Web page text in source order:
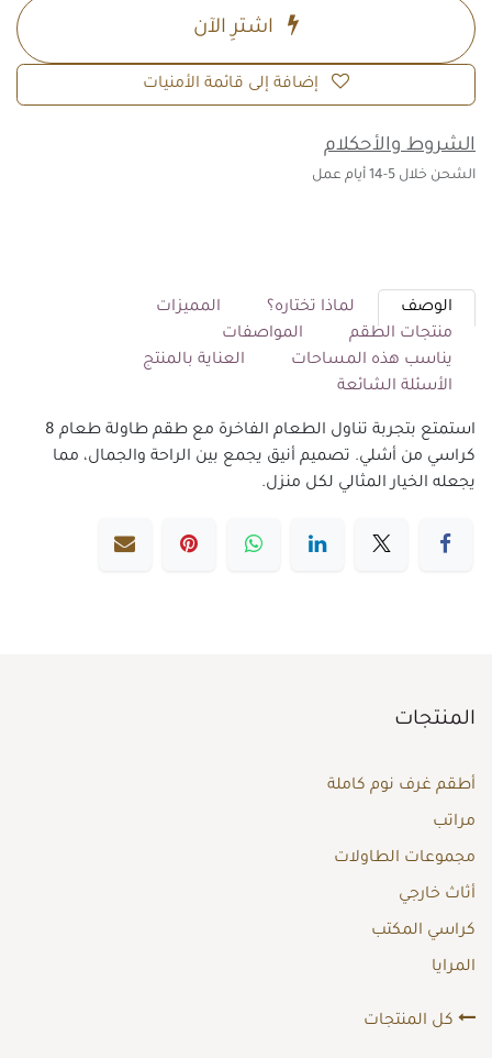
اشترِ الآن
إضافة إلى قائمة الأمنيات
الشروط والأحكلام
الشحن خلال 5-14 أيام عمل
الوصف لماذا تختاره؟
المميزات
منتجات الطقم
المواصفات
يناسب هذه المساحات
العناية بالمنتج
الأسئلة الشائعة
استمتع بتجربة تناول الطعام الفاخرة مع طقم طاولة طعام 8
كراسي من أشلي. تصميم أنيق يجمع بين الراحة والجمال، مما
يجعله الخيار المثالي لكل منزل.
المنتجات
أطقم غرف نوم كاملة
مراتب
مجموعات الطاولات
أثاث خارجي
كراسي المكتب
المرايا
كل المنتجات